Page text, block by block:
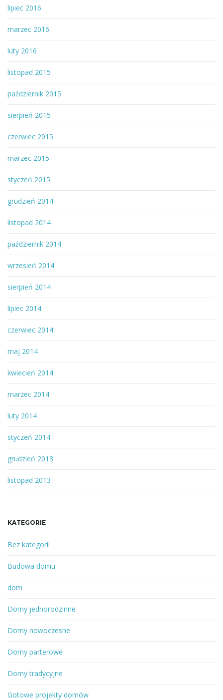
lipiec 2016
marzec 2016
luty 2016
listopad 2015
październik 2015
sierpień 2015
czerwiec 2015
marzec 2015
styczeń 2015
grudzień 2014
listopad 2014
październik 2014
wrzesień 2014
sierpień 2014
lipiec 2014
czerwiec 2014
maj 2014
kwiecień 2014
marzec 2014
luty 2014
styczeń 2014
grudzień 2013
listopad 2013
KATEGORIE
Bez kategorii
Budowa domu
dom
Domy jednorodzinne
Domy nowoczesne
Domy parterowe
Domy tradycyjne
Gotowe projekty domów